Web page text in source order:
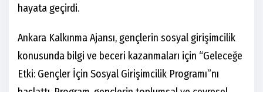
hayata geçirdi.
Ankara Kalkınma Ajansı, gençlerin sosyal girişimcilik
konusunda bilgi ve beceri kazanmaları için “Geleceğe
Etki: Gençler İçin Sosyal Girişimcilik Programı”nı